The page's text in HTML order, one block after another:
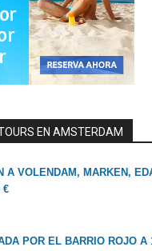
EN AMSTERDAM
A VOLENDAM, MARKEN,
€
POR EL BARRIO ROJO A